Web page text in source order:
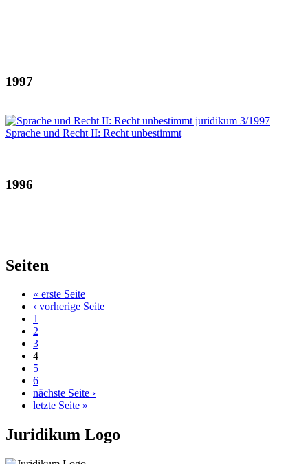
1997
1996
Seiten
« erste Seite
‹ vorherige Seite
1
2
3
4
5
6
nächste Seite ›
letzte Seite »
Juridikum Logo